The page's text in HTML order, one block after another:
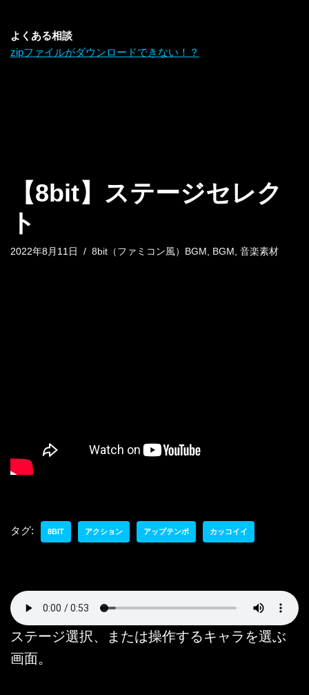
よくある相談
zipファイルがダウンロードできない！？
【8bit】ステージセレク
ト
2022年8月11日 8bit（ファミコン風）BGM , BGM , 音楽素材
タグ: 8BIT アクション アップテンポ カッコイイ
ステージ選択、または操作するキャラを選ぶ
画面。